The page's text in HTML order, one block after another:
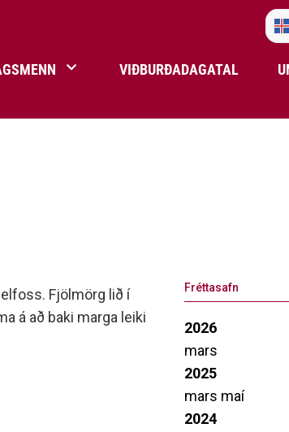
– skrá tjón
VIÐBURÐADAGATAL
Selfoss
Fjölmörg lið í
á að baki marga leiki
Fréttasafn
2026
mars
2025
mars maí
2024